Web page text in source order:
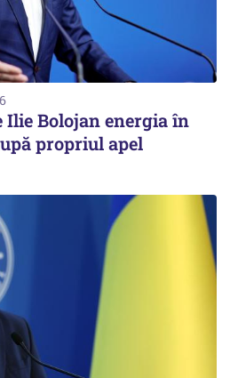
Ilie Bolojan energia în
propriul apel